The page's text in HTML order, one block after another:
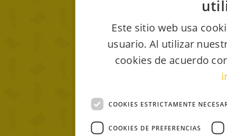
Este sitio web usa
usuario. Al utilizar
cookies de acuerdo
COOKIES ESTRICTAMENTE
COOKIES DE PREFERENCIAS